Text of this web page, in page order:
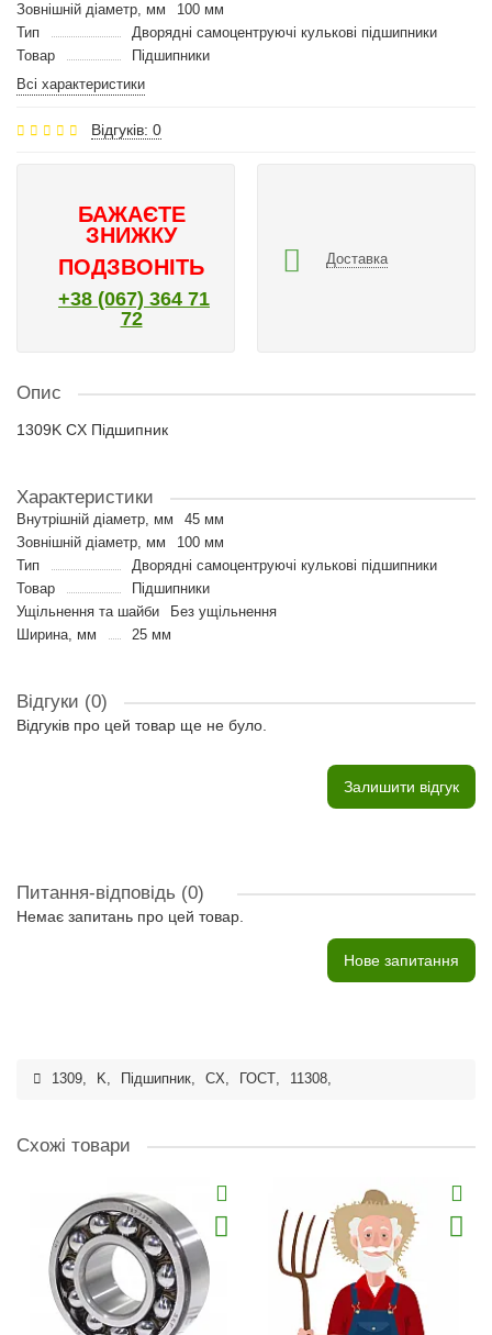
Зовнішній діаметр, мм
100 мм
Тип
Дворядні самоцентруючі кулькові підшипники
Товар
Підшипники
Всі характеристики
Відгуків: 0
БАЖАЄТЕ
ЗНИЖКУ
ПОДЗВОНІТЬ
+38 (067) 364 71
72
Доставка
Опис
1309K CX Підшипник
Характеристики
Внутрішній діаметр, мм
45 мм
Зовнішній діаметр, мм
100 мм
Тип
Дворядні самоцентруючі кулькові підшипники
Товар
Підшипники
Ущільнення та шайби
Без ущільнення
Ширина, мм
25 мм
Відгуки (0)
Відгуків про цей товар ще не було.
Залишити відгук
Питання-відповідь (0)
Немає запитань про цей товар.
Нове запитання
1309, K, Підшипник, CX, ГОСТ , 11308,
Схожі товари